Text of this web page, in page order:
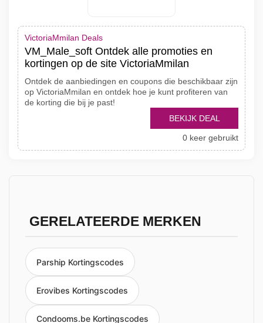
VictoriaMmilan Deals
VM_Male_soft Ontdek alle promoties en
kortingen op de site VictoriaMmilan
Ontdek de aanbiedingen en coupons die beschikbaar zijn
op VictoriaMmilan en ontdek hoe je kunt profiteren van
de korting die bij je past!
BEKIJK DEAL
0 keer gebruikt
GERELATEERDE MERKEN
Parship Kortingscodes
Erovibes Kortingscodes
Condooms.be Kortingscodes